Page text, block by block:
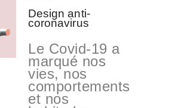
Design anti-
coronavirus
Le Covid-19 a
marqué nos
vies, nos
comportements
et nos